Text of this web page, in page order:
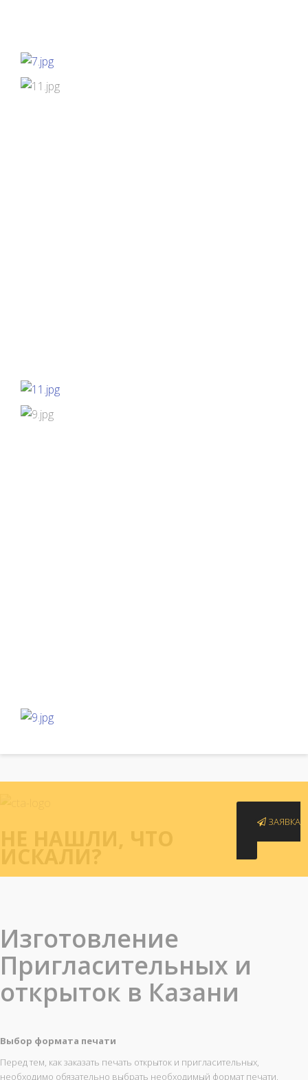
ЗАЯВКА
Изготовление
Пригласительных и
открыток в Казани
Выбор формата печати
Перед тем, как заказать печать открыток и пригласительных,
необходимо обязательно выбрать необходимый формат печати.